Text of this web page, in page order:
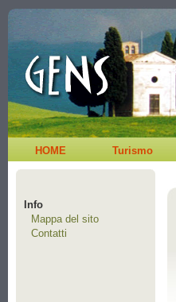
HOME Turismo
Info
Mappa del sito
Contatti